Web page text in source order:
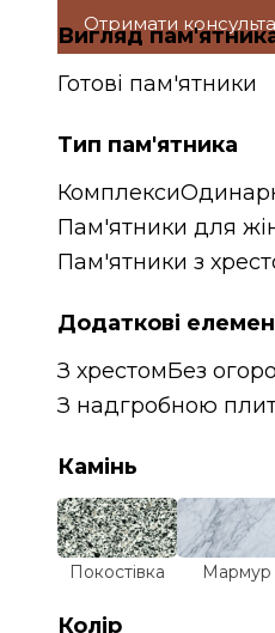
Отримати
Вигляд
Готові пам'ятники
Тип пам'ятника
Комплекси
Пам'ятники для
Пам'ятники з
Додаткові
З хрестомБез
З надгробною
Камінь
Покостівка Мармур
Колір